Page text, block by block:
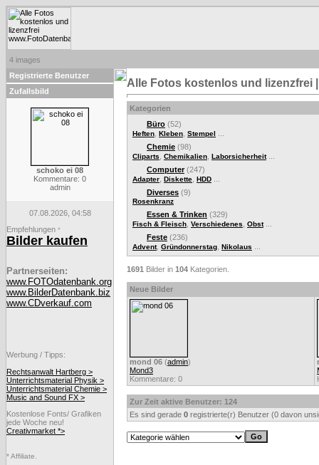
4 images
Registrierte Benutzer
Zufallsbild
schoko ei 08
Kommentare: 0
admin
07.08.2026, 04:58
Empfehlungen *
Bilder kaufen
Partnerseiten:
www.FOTOdatenbank.org
www.BilderDatenbank.biz
www.CDverkauf.com
Werbung / Tipps:
Rechtsanwalt Hartberg >
Unterrichtsmaterial Physik >
Unterrichtsmaterial Chemie >
Music and Sound FX >
Kostenlose Fonts/ Grafiken
jede Woche neu!
Creativmarket *>
* Affiliate.
Alle Fotos kostenlos und lizenzfrei
Kategorien
Büro (52)
Heften Kleben Stempel
Chemie (98)
Cliparts Chemikalien Laborsicherheit...
Computer(247)
Adapter Diskette HDD
Diverses (9)
Rosenkranz
Essen & Trinken (329)
Fisch & Fleisch Verschiedenes Obst...
Feste (236)
Advent, Gründonnerstag Nikolaus
1691 Bilder in 104 Kategorien.
Neue Bilder
mond 06 (admin)
Mond3
Kommentare: 0
Zur Zeit aktive Benutzer: 124
Es sind gerade 0 registrierte(r) Benutzer (0 davon